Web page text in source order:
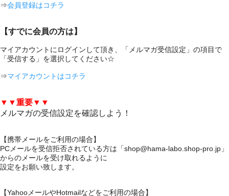
⇒会員登録はコチラ
【すでに会員の方は】
マイアカウントにログインして頂き、「メルマガ受信設定」の項目で
「受信する」を選択してください☆
⇒マイアカウントはコチラ
▼▼重要▼▼
メルマガの受信設定を確認しよう！
【携帯メールをご利用の場合】
PCメールを受信拒否されている方は「shop@hama-labo.shop-pro.jp」
からのメールを受け取れるように
設定をお願い致します。
【YahooメールやHotmailなどをご利用の場合】